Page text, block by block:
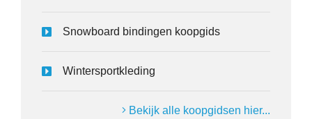
Snowboard bindingen koopgids
Wintersportkleding
Bekijk alle koopgidsen hier...